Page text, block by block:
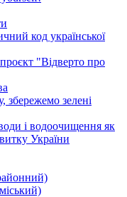
код української
"Відверто про
збережемо зелені
і водоочищення як
України